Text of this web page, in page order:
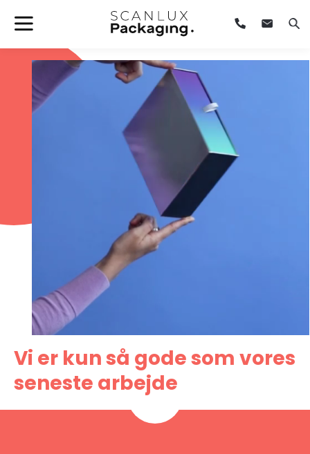
Hem Emballageløsninger – kundecases
Vi er kun så gode som vores
seneste arbejde